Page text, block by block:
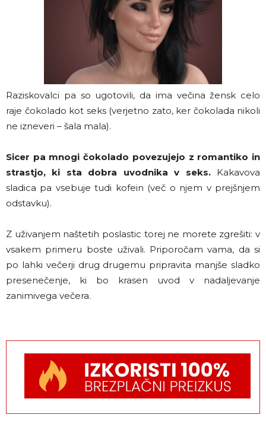
Raziskovalci pa so ugotovili, da ima večina žensk celo
raje čokolado kot seks (verjetno zato, ker čokolada nikoli
ne izneveri – šala mala).
Sicer pa mnogi čokolado povezujejo z romantiko in
strastjo, ki sta dobra uvodnika v seks.Kakavova
sladica pa vsebuje tudi kofein (več o njem v prejšnjem
odstavku).
Z uživanjem naštetih poslastic torej ne morete zgrešiti: v
vsakem primeru boste uživali. Priporočam vama, da si
po lahki večerji drug drugemu pripravita manjše sladko
presenečenje, ki bo krasen uvod v nadaljevanje
zanimivega večera.